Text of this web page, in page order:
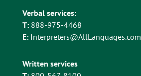
Verbal services:
T: 888-975-4468
E: Interpreters@AllLanguages.com
Written services